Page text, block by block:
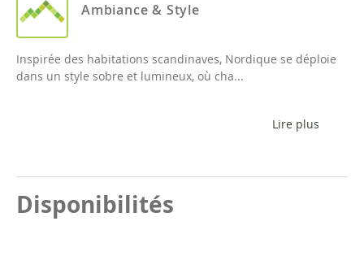
Ambiance & Style
Inspirée des habitations scandinaves, Nordique se déploie
dans un style sobre et lumineux, où cha...
Lire plus
Disponibilités